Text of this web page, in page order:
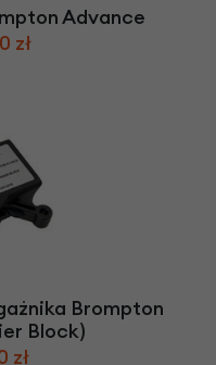
Advance
zł
Brompton
Block)
zł